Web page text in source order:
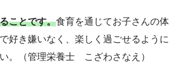
ことです。食育を通じてお子さんの体
好き嫌いなく、楽しく過ごせるように
。（管理栄養士 こざわさなえ）